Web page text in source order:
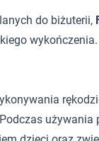
do biżuterii,
wykończenia.